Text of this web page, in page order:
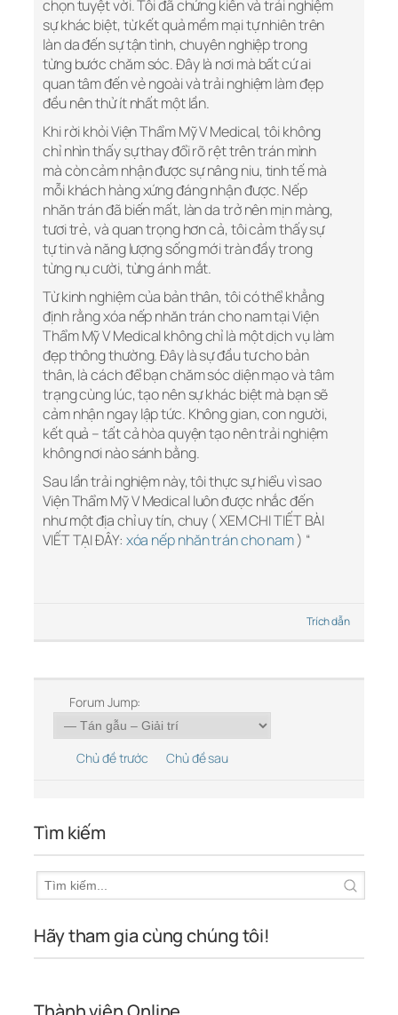
chọn tuyệt vời. Tôi đã chứng kiến và trải nghiệm
sự khác biệt, từ kết quả mềm mại tự nhiên trên
làn da đến sự tận tình, chuyên nghiệp trong
từng bước chăm sóc. Đây là nơi mà bất cứ ai
quan tâm đến vẻ ngoài và trải nghiệm làm đẹp
đều nên thử ít nhất một lần.
Khi rời khỏi Viện Thẩm Mỹ V Medical, tôi không
chỉ nhìn thấy sự thay đổi rõ rệt trên trán mình
mà còn cảm nhận được sự nâng niu, tinh tế mà
mỗi khách hàng xứng đáng nhận được. Nếp
nhăn trán đã biến mất, làn da trở nên mịn màng,
tươi trẻ, và quan trọng hơn cả, tôi cảm thấy sự
tự tin và năng lượng sống mới tràn đầy trong
từng nụ cười, từng ánh mắt.
Từ kinh nghiệm của bản thân, tôi có thể khẳng
định rằng xóa nếp nhăn trán cho nam tại Viện
Thẩm Mỹ V Medical không chỉ là một dịch vụ làm
đẹp thông thường. Đây là sự đầu tư cho bản
thân, là cách để bạn chăm sóc diện mạo và tâm
trạng cùng lúc, tạo nên sự khác biệt mà bạn sẽ
cảm nhận ngay lập tức. Không gian, con người,
kết quả – tất cả hòa quyện tạo nên trải nghiệm
không nơi nào sánh bằng.
Sau lần trải nghiệm này, tôi thực sự hiểu vì sao
Viện Thẩm Mỹ V Medical luôn được nhắc đến
như một địa chỉ uy tín, chuy ( XEM CHI TIẾT BÀI
VIẾT TẠI ĐÂY: xóa nếp nhăn trán cho nam) “
Trích dẫn
Forum Jump:
Chủ đề trước Chủ đề sau
Tìm kiếm
Hãy tham gia cùng chúng tôi!